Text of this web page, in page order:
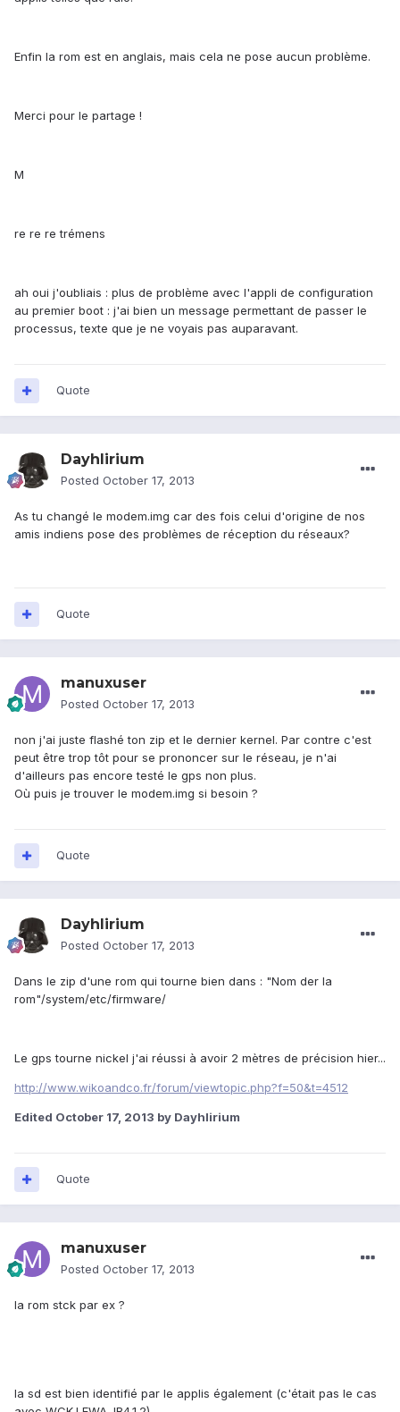
Enfin la rom est en anglais, mais cela ne pose aucun problème.
Merci pour le partage !
M
re re re trémens
ah oui j'oubliais : plus de problème avec l'appli de configuration
au premier boot : j'ai bien un message permettant de passer le
processus, texte que je ne voyais pas auparavant.
Quote
Dayhlirium
Posted October 17, 2013
As tu changé le modem.img car des fois celui d'origine de nos
amis indiens pose des problèmes de réception du réseaux?
Quote
manuxuser
Posted October 17, 2013
non j'ai juste flashé ton zip et le dernier kernel. Par contre c'est
peut être trop tôt pour se prononcer sur le réseau, je n'ai
d'ailleurs pas encore testé le gps non plus.
Où puis je trouver le modem.img si besoin ?
Quote
Dayhlirium
Posted October 17, 2013
Dans le zip d'une rom qui tourne bien dans : "Nom der la
rom"/system/etc/firmware/
Le gps tourne nickel j'ai réussi à avoir 2 mètres de précision hier...
http://www.wikoandco.fr/forum/viewtopic.php?f=50&t=4512
Edited October 17, 2013 by Dayhlirium
Quote
manuxuser
Posted October 17, 2013
la rom stck par ex ?
la sd est bien identifié par le applis également (c'était pas le cas